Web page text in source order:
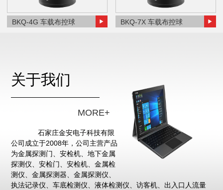
BKQ-4G 车载布控球 BKQ-7X 车载布控球
关于我们
MORE+
石家庄金安电子科技有限
公司成立于2008年，公司主营产品
为金属探测门、安检机、地下金属
探测仪、安检门、安检机、金属检
测仪、金属探测器、金属探测仪、
执法记录仪、车底检测仪、液体检测仪、访客机、出入口人流量